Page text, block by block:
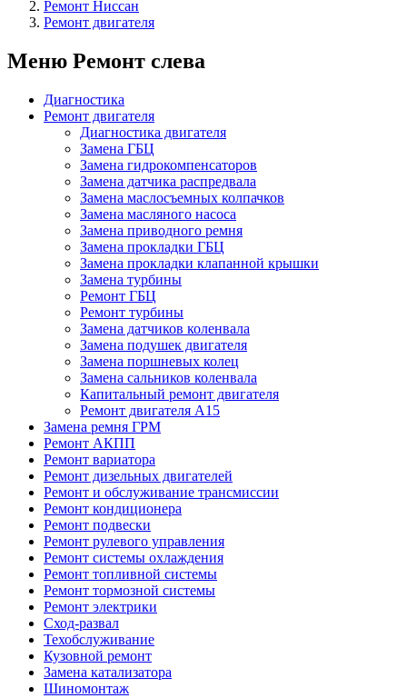
Ремонт Ниссан
Ремонт двигателя
Меню Ремонт слева
Диагностика
Ремонт двигателя
Диагностика двигателя
Замена ГБЦ
Замена гидрокомпенсаторов
Замена датчика распредвала
Замена маслосъемных колпачков
Замена масляного насоса
Замена приводного ремня
Замена прокладки ГБЦ
Замена прокладки клапанной крышки
Замена турбины
Ремонт ГБЦ
Ремонт турбины
Замена датчиков коленвала
Замена подушек двигателя
Замена поршневых колец
Замена сальников коленвала
Капитальный ремонт двигателя
Ремонт двигателя А15
Замена ремня ГРМ
Ремонт АКПП
Ремонт вариатора
Ремонт дизельных двигателей
Ремонт и обслуживание трансмиссии
Ремонт кондиционера
Ремонт подвески
Ремонт рулевого управления
Ремонт системы охлаждения
Ремонт топливной системы
Ремонт тормозной системы
Ремонт электрики
Сход-развал
Техобслуживание
Кузовной ремонт
Замена катализатора
Шиномонтаж